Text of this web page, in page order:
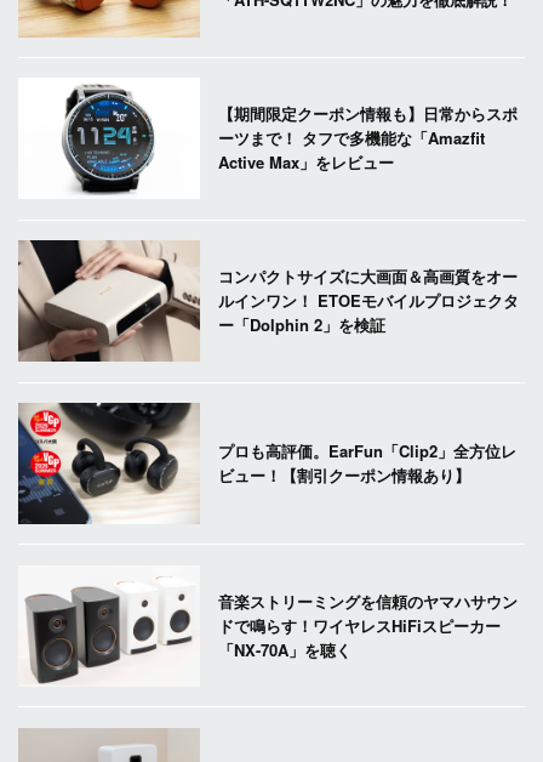
【期間限定クーポン情報も】日常からスポ
ーツまで！ タフで多機能な「Amazfit
Active Max」をレビュー
コンパクトサイズに大画面＆高画質をオー
ルインワン！ ETOEモバイルプロジェクタ
ー「Dolphin 2」を検証
プロも高評価。EarFun「Clip2」全方位レ
ビュー！【割引クーポン情報あり】
音楽ストリーミングを信頼のヤマハサウン
ドで鳴らす！ワイヤレスHiFiスピーカー
「NX-70A」を聴く